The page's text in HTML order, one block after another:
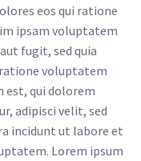
eos qui ratione
ipsam voluptatem
fugit, sed quia
voluptatem
est, qui dolorem
adipisci velit, sed
incidunt ut labore et
Lorem ipsum